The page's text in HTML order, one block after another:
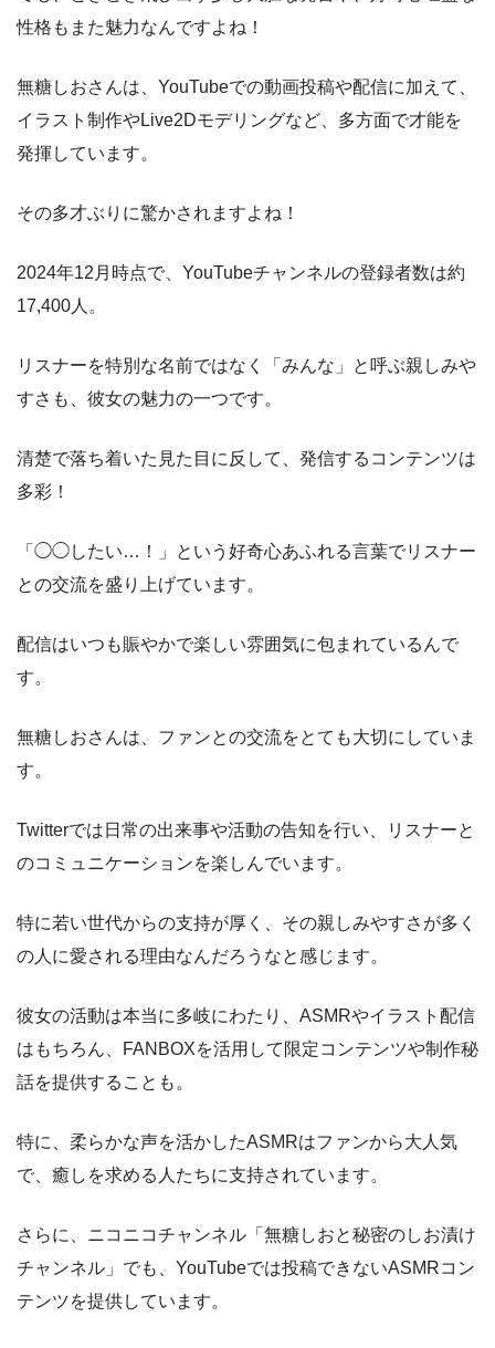
性格もまた魅力なんですよね！
無糖しおさんは、YouTubeでの動画投稿や配信に加えて、
イラスト制作やLive2Dモデリングなど、多方面で才能を
発揮しています。
その多才ぶりに驚かされますよね！
2024年12月時点で、YouTubeチャンネルの登録者数は約
17,400人。
リスナーを特別な名前ではなく「みんな」と呼ぶ親しみや
すさも、彼女の魅力の一つです。
清楚で落ち着いた見た目に反して、発信するコンテンツは
多彩！
「◯◯したい…！」という好奇心あふれる言葉でリスナー
との交流を盛り上げています。
配信はいつも賑やかで楽しい雰囲気に包まれているんで
す。
無糖しおさんは、ファンとの交流をとても大切にしていま
す。
Twitterでは日常の出来事や活動の告知を行い、リスナーと
のコミュニケーションを楽しんでいます。
特に若い世代からの支持が厚く、その親しみやすさが多く
の人に愛される理由なんだろうなと感じます。
彼女の活動は本当に多岐にわたり、ASMRやイラスト配信
はもちろん、FANBOXを活用して限定コンテンツや制作秘
話を提供することも。
特に、柔らかな声を活かしたASMRはファンから大人気
で、癒しを求める人たちに支持されています。
さらに、ニコニコチャンネル「無糖しおと秘密のしお漬け
チャンネル」でも、YouTubeでは投稿できないASMRコン
テンツを提供しています。